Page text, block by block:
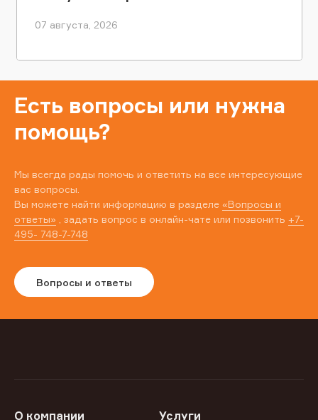
07 августа, 2026
Есть вопросы или нужна
помощь?
Мы всегда рады помочь и ответить на все интересующие
вас вопросы.
Вы можете найти информацию в разделе «Вопросы и
ответы» , задать вопрос в онлайн-чате или позвонить +7-
495- 748-7-748
Вопросы и ответы
О компании Услуги